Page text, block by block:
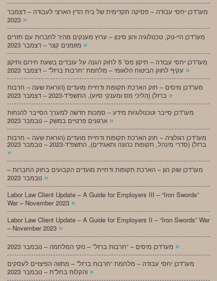
מעו”דכן יחסי עבודה – פסיקה תקדימית של בית הדין הארצי לעבודה – דצמבר
»
מעו”דכן היי-טק, טכנולוגיה והון סיכון – ערוץ מענקים מהיר לחברות עם תזרים
»
מעו”דכן יחסי עבודה – תיקון מס’ 5 לחוק הגנה על עובדים בשעת חירום ותיקון
»
מעו”דכן מיסים – חוק הארכת תקופות ודחיית מועדים (הוראת שעה – חרבות
»
מעו”דכן סייבר וטכנולוגיות מידע – סמכות חדשה למערך הסייבר להנחות
»
מעו”דכן רגולציה – חוק הארכת תקופות ודחיית מועדים (הוראת שעה – חרבות
ברזל) (סדרי מינהל, תקופות כהונה ותאגידים), התשפ”ד-2023 – נובמבר 2023
»
מעו”דכן שוק הון – הארכת תקופות ודחיית מועדים הקבועים בחוק החברות –
»
Labor Law Client Update – A Guide for Employers III – “Iron Swords”
War – November 2023 »
Labor Law Client Update – A Guide for Employers II – “Iron Swords” War
– November 2023 »
»
מעו”דכן יחסי עבודה – מלחמת “חרבות ברזל” – מתווה הפיצויים לעסקים
»